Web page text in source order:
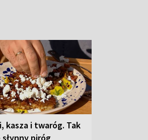
kasza i twaróg. Tak